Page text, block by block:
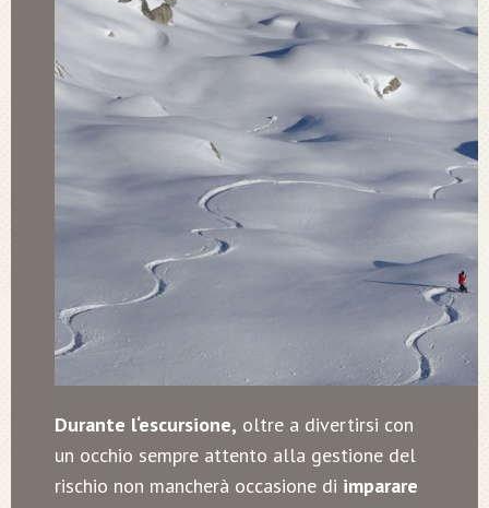
Durante l‘escursione, oltre a divertirsi con
un occhio sempre attento alla gestione del
rischio non mancherà occasione di imparare